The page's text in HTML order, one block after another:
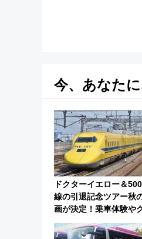
今、あなた
ドクターイエロー＆
線の引退記念ツアー秋
画が決定！乗車体験や
ホテル情報まとめ